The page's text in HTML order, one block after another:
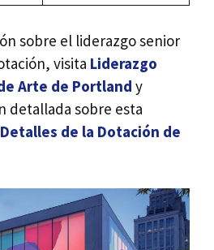
sobre el liderazgo senior
visita Liderazgo
Arte de Portland y
detallada sobre esta
Detalles de la Dotación de